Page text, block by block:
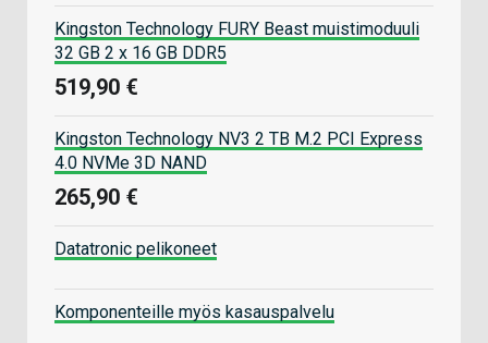
Kingston Technology FURY Beast muistimoduuli
32 GB 2 x 16 GB DDR5
519,90 €
Kingston Technology NV3 2 TB M.2 PCI Express
4.0 NVMe 3D NAND
265,90 €
Datatronic pelikoneet
Komponenteille myös kasauspalvelu